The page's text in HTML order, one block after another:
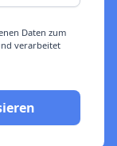
Daten zum
verarbeitet